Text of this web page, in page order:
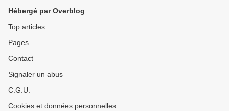
Hébergé par Overblog
Top articles
Pages
Contact
Signaler un abus
C.G.U.
Cookies et données personnelles